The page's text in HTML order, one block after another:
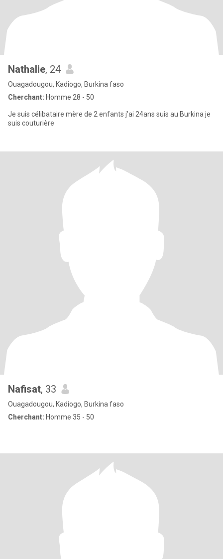
Nathalie, 24
Ouagadougou, Kadiogo, Burkina faso
Cherchant: Homme 28 - 50
Je suis célibataire mère de 2 enfants j'ai 24ans suis au Burkina je
suis couturière
Nafisat, 33
Ouagadougou, Kadiogo, Burkina faso
Cherchant: Homme 35 - 50